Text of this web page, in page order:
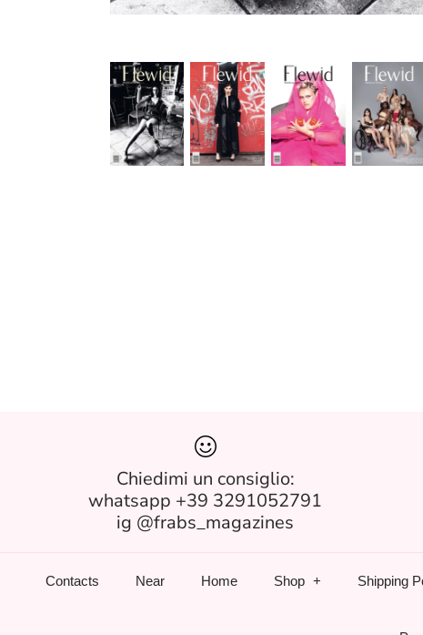
Chiedimi un consiglio:
whatsapp +39 3291052791
ig @frabs_magazines
Contacts Near Home Shop Shipping